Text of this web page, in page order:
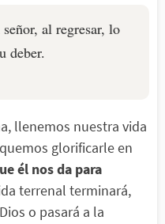
al regresar, lo
deber.
llenemos nuestra vida
glorificarle en
él nos da para
terrenal terminará,
o pasará a la